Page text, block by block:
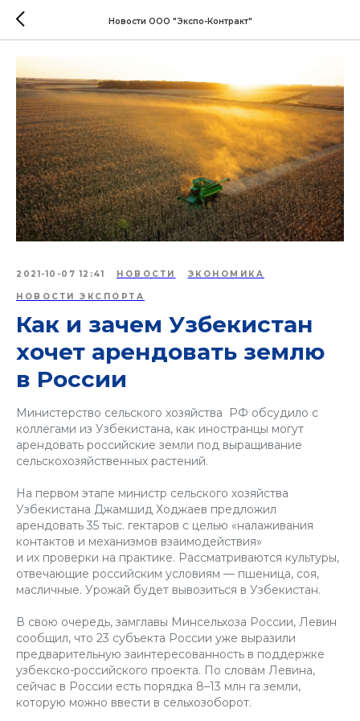
Новости ООО "Экспо-Контракт"
2021-10-07 12:41 НОВОСТИ ЭКОНОМИКА
НОВОСТИ ЭКСПОРТА
Как и зачем Узбекистан
хочет арендовать землю
в России
Министерство сельского хозяйства РФ обсудило с
коллегами из Узбекистана, как иностранцы могут
арендовать российские земли под выращивание
сельскохозяйственных растений.
На первом этапе министр сельского хозяйства
Узбекистана Джамшид Ходжаев предложил
арендовать 35 тыс. гектаров с целью «налаживания
контактов и механизмов взаимодействия»
и их проверки на практике. Рассматриваются культуры,
отвечающие российским условиям — пшеница, соя,
масличные. Урожай будет вывозиться в Узбекистан.
В свою очередь, замглавы Минсельхоза России, Левин
сообщил, что 23 субъекта России уже выразили
предварительную заинтересованность в поддержке
узбекско-российского проекта. По словам Левина,
сейчас в России есть порядка 8–13 млн га земли,
которую можно ввести в сельхозоборот.